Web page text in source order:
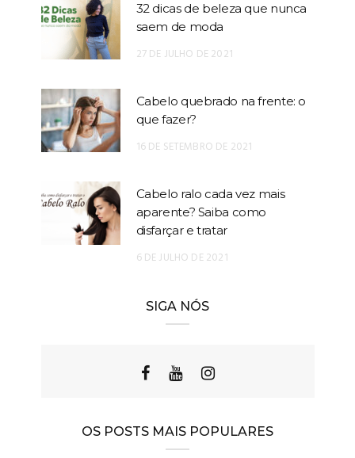
32 dicas de beleza que nunca
saem de moda
27 DE JULHO DE 2021
Cabelo quebrado na frente: o
que fazer?
16 DE SETEMBRO DE 2021
Cabelo ralo cada vez mais
aparente? Saiba como
disfarçar e tratar
6 DE JULHO DE 2021
SIGA NÓS
OS POSTS MAIS POPULARES